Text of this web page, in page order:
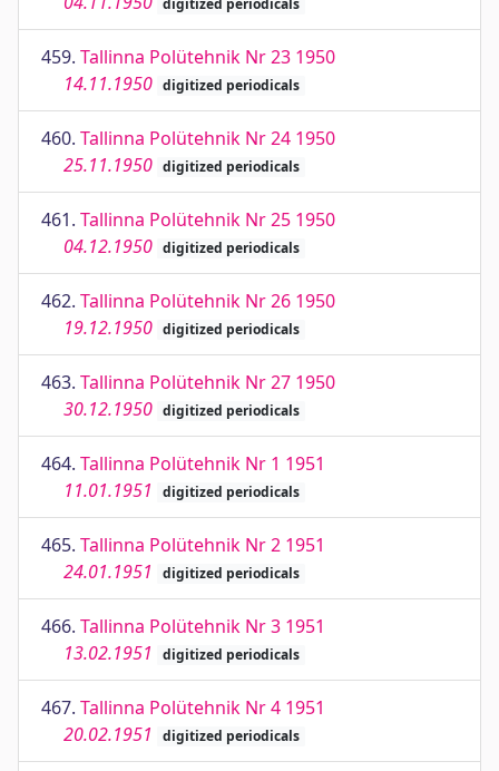
digitized periodicals
459. Tallinna Polütehnik Nr 23 1950
14.11.1950 digitized periodicals
460. Tallinna Polütehnik Nr 24 1950
25.11.1950 digitized periodicals
461. Tallinna Polütehnik Nr 25 1950
04.12.1950 digitized periodicals
462. Tallinna Polütehnik Nr 26 1950
19.12.1950 digitized periodicals
463. Tallinna Polütehnik Nr 27 1950
30.12.1950 digitized periodicals
464. Tallinna Polütehnik Nr 1 1951
11.01.1951
digitized periodicals
465. Tallinna Polütehnik Nr 2 1951
24.01.1951
digitized periodicals
466. Tallinna Polütehnik Nr 3 1951
13.02.1951
digitized periodicals
467. Tallinna Polütehnik Nr 4 1951
20.02.1951
digitized periodicals